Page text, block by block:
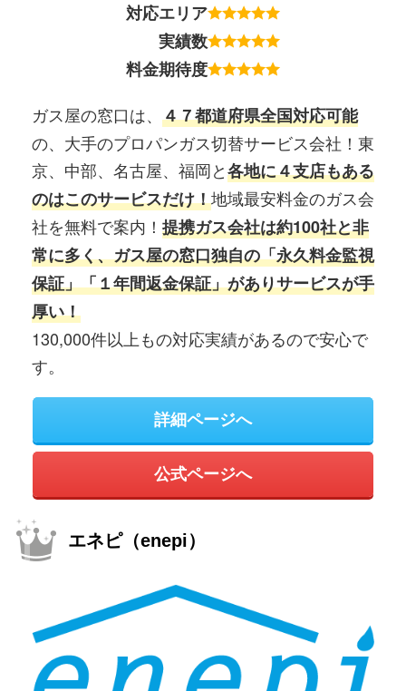
対応エリア
実績数
料金期待度
ガス屋の窓口は、 ４７都道府県全国対応可能
の、大手のプロパンガス切替サービス会社！東
京、中部、名古屋、福岡と各地に４支店もある
のはこのサービスだけ！地域最安料金のガス会
社を無料で案内！ 提携ガス会社は約100社と非
常に多く、ガス屋の窓口独自の「永久料金監視
保証」「１年間返金保証」がありサービスが手
厚い！
130,000件以上もの対応実績があるので安心で
す。
詳細ページへ
公式ページへ
エネピ（enepi）